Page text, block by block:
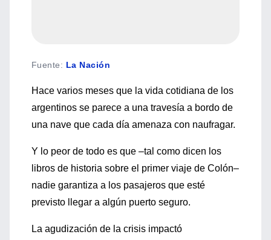
Fuente: La Nación
Hace varios meses que la vida cotidiana de los
argentinos se parece a una travesía a bordo de
una nave que cada día amenaza con naufragar.
Y lo peor de todo es que –tal como dicen los
libros de historia sobre el primer viaje de Colón–
nadie garantiza a los pasajeros que esté
previsto llegar a algún puerto seguro.
La agudización de la crisis impactó